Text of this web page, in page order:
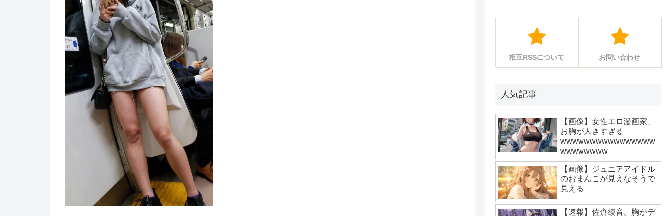
相互RSSについて お問い合わせ
人気記事
【画像】女性エロ漫画家、
お胸が大きすぎる
wwwwwwwwwwwwwwww
wwwwwwww
【画像】ジュニアアイドル
のおまんこが見えなそうで
見える
【速報】佐倉綾音、胸がデ